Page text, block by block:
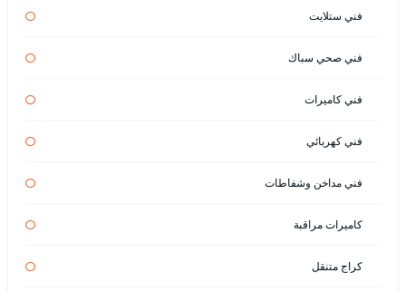
فني ستلايت
فني صحي سباك
فني كاميرات
فني كهربائي
فني مداخن وشفاطات
كاميرات مراقبة
كراج متنقل